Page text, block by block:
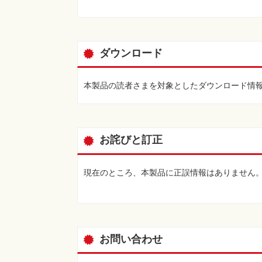
［RECOMMEND］
夜景の深淵を描き出す唯一無二の表現力
「DxO PhotoLab 9」
YOH
・パナソニック LUMIX S 40mm F2
・パナソニック LUMIX DC-TX3
ダウンロード
本製品の読者さまを対象としたダウンロード情
お詫びと訂正
現在のところ、本製品に正誤情報はありません。
お問い合わせ